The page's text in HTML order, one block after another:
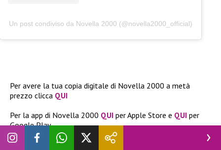
Un post condiviso da Novella 2000 (@novella2000_official)
Per avere la tua copia digitale di Novella 2000 a metà
prezzo clicca QUI
Per la app di Novella 2000 QUI per Apple Store e QUI per
Google Play